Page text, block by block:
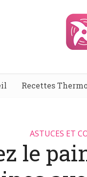
Recettes
ASTUCES ET
le